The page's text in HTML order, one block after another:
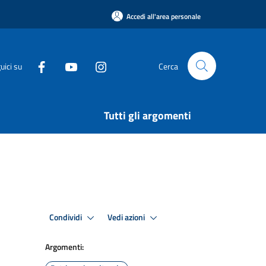
Accedi all'area personale
su Cerca
Tutti gli argomenti
Condividi Vedi azioni
Argomenti: